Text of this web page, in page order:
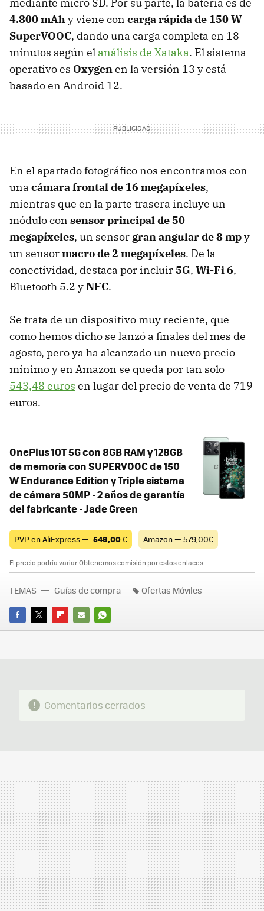
4.800 mAhy viene con carga rápida de 150 W
SuperVOOC, dando una carga completa en 18
minutos según el análisis de Xataka. El sistema
operativo es Oxygenen la versión 13 y está
basado en Android 12.
En el apartado fotográfico nos encontramos con
una cámara frontal de 16 megapíxeles,
mientras que en la parte trasera incluye un
módulo con sensor principal de 50
megapíxeles, un sensor gran angular de 8 mpy
un sensormacro de 2 megapíxeles. De la
conectividad, destaca por incluir5G, Wi-Fi 6,
Bluetooth 5.2 yNFC.
Se trata de un dispositivo muy reciente, que
como hemos dicho se lanzó a finales del mes de
agosto, pero ya ha alcanzado un nuevo precio
mínimo y en Amazon se queda por tan solo
543,48 euros en lugar del precio de venta de 719
euros.
OnePlus 10T 5G con 8GB RAM y 128GB
de memoria con SUPERVOOC de 150
W Endurance Edition y Triple sistema
de cámara 50MP - 2 años de garantía
del fabricante - Jade Green
PVP en AliExpress — 549,00€ Amazon — 579,00€
El precio podría variar. Obtenemos comisión por estos enlaces
FACEBOOK
TWITTERFLIPBOARD
E-
WHATSAPP
TEMAS Guías de compra Ofertas Móviles
Comentarios cerrados